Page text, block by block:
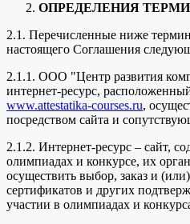
ОПРЕДЕЛЕНИЯ
2.1. Перечисленные ниже
настоящего Соглашения
2.1.1. ООО "Центр развития
интернет-ресурс,
www.attestatika-courses.ru,
посредством сайта и
2.1.2. Интернет-ресурс – сайт,
олимпиадах и конкурсе, их
осуществить выбор, заказ и
сертификатов и других
участии в олимпиадах и